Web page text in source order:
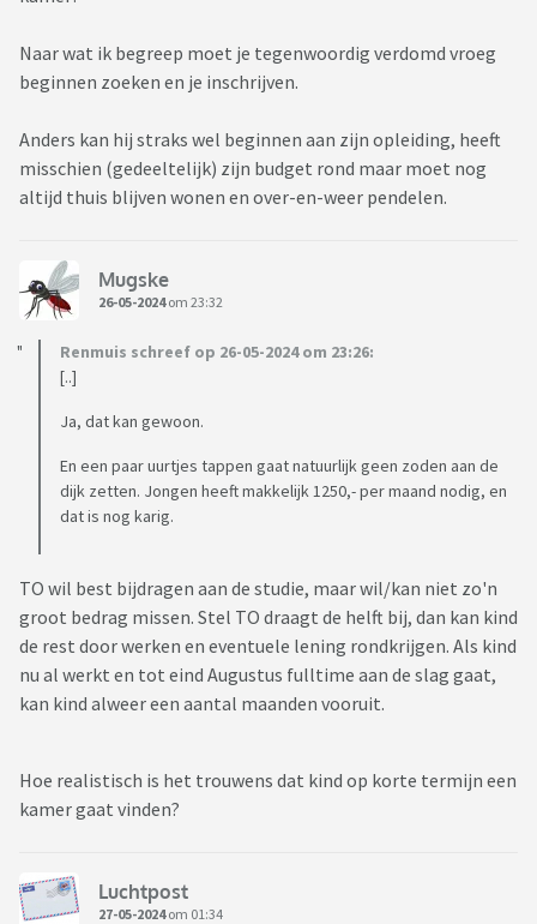
Naar wat ik begreep moet je tegenwoordig verdomd vroeg
beginnen zoeken en je inschrijven.
Anders kan hij straks wel beginnen aan zijn opleiding, heeft
misschien (gedeeltelijk) zijn budget rond maar moet nog
altijd thuis blijven wonen en over-en-weer pendelen.
Mugske
26-05-2024om 23:32
Renmuis schreef op 26-05-2024 om 23:26:
[..]
Ja, dat kan gewoon.
En een paar uurtjes tappen gaat natuurlijk geen zoden aan de
dijk zetten. Jongen heeft makkelijk 1250,- per maand nodig, en
dat is nog karig.
TO wil best bijdragen aan de studie, maar wil/kan niet zo'n
groot bedrag missen. Stel TO draagt de helft bij, dan kan kind
de rest door werken en eventuele lening rondkrijgen. Als kind
nu al werkt en tot eind Augustus fulltime aan de slag gaat,
kan kind alweer een aantal maanden vooruit.
Hoe realistisch is het trouwens dat kind op korte termijn een
kamer gaat vinden?
Luchtpost
27-05-2024om 01:34